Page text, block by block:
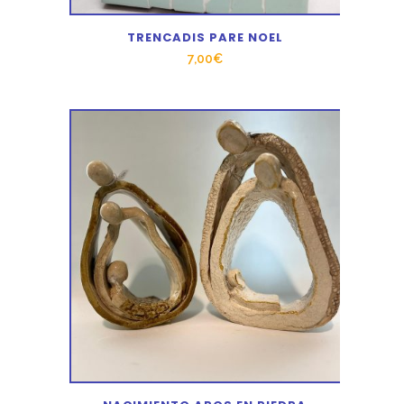
TRENCADIS PARE NOEL
7,00€